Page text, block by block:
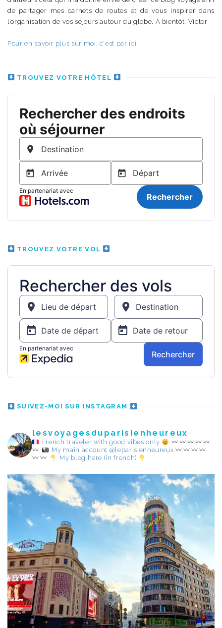
de partager mes carnets de routes et de vous inspirer dans
l’organisation de vos séjours autour du globe. À bientôt. Victor
Pour en savoir plus sur moi, c'est par ici.
TROUVEZ VOTRE HÔTEL
TROUVEZ VOTRE VOL
SUIVEZ-MOI SUR INSTAGRAM
lesvoyagesduparisienheureux
French traveler with good vibes only
My main account @leparisienheureux
My blog here (in french)